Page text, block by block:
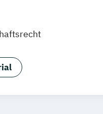
Zürich